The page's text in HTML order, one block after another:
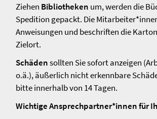
Ziehen Bibliotheken um, werden die
Spedition gepackt. Die
Anweisungen und beschriften die
Zielort.
Schädensollten Sie sofort anzeigen
o.ä.), äußerlich nicht erkennbare
bitte innerhalb von 14 Tagen.
Wichtige Ansprechpartner*innen für